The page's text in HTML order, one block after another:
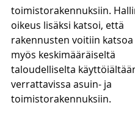
toimistorakennuksiin.
oikeus lisäksi katsoi, että
rakennusten voitiin katsoa
myös keskimääräiseltä
taloudelliselta
verrattavissa asuin- ja
toimistorakennuksiin.